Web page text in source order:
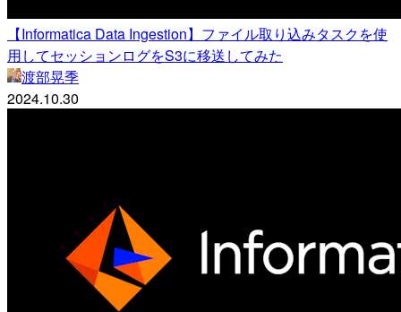
【Informatica Data Ingestion】ファイル取り込みタスクを使
用してセッションログをS3に移送してみた
渡部晃季
2024.10.30